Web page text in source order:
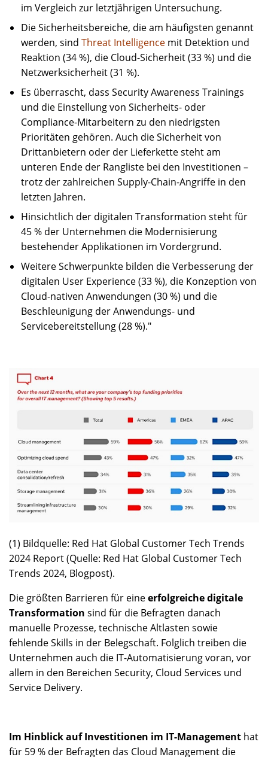
im Vergleich zur letztjährigen Untersuchung.
Die Sicherheitsbereiche, die am häufigsten genannt
werden, sind Threat Intelligence mit Detektion und
Reaktion (34 %), die Cloud-Sicherheit (33 %) und die
Netzwerksicherheit (31 %).
Es überrascht, dass Security Awareness Trainings
und die Einstellung von Sicherheits- oder
Compliance-Mitarbeitern zu den niedrigsten
Prioritäten gehören. Auch die Sicherheit von
Drittanbietern oder der Lieferkette steht am
unteren Ende der Rangliste bei den Investitionen –
trotz der zahlreichen Supply-Chain-Angriffe in den
letzten Jahren.
Hinsichtlich der digitalen Transformation steht für
45 % der Unternehmen die Modernisierung
bestehender Applikationen im Vordergrund.
Weitere Schwerpunkte bilden die Verbesserung der
digitalen User Experience (33 %), die Konzeption von
Cloud-nativen Anwendungen (30 %) und die
Beschleunigung der Anwendungs- und
Servicebereitstellung (28 %)."
(1) Bildquelle: Red Hat Global Customer Tech Trends
2024 Report (Quelle: Red Hat Global Customer Tech
Trends 2024, Blogpost).
Die größten Barrieren für eineerfolgreiche digitale
Transformation sind für die Befragten danach
manuelle Prozesse, technische Altlasten sowie
fehlende Skills in der Belegschaft. Folglich treiben die
Unternehmen auch die IT-Automatisierung voran, vor
allem in den Bereichen Security, Cloud Services und
Service Delivery.
Im Hinblick auf Investitionen im IT-Management hat
für 59 % der Befragten das Cloud Management die